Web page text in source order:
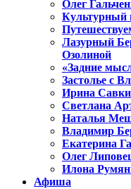
Олег
Культурный
Лазурный
Озолиной
«Задние
Застолье с
Ирина
Светлана
Наталья
Владимир
Екатерина
Олег
Илона
Афиша